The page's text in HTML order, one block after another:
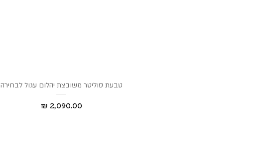
טבעת סוליטר משובצת יהלום עגול לבחירה
מחיר